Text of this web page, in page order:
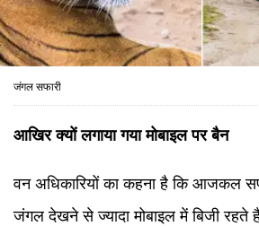
जंगल सफारी
आखिर क्यों लगाया गया मोबाइल पर बैन
वन अधिकारियों का कहना है कि आजकल
जंगल देखने से ज्यादा मोबाइल में बिजी